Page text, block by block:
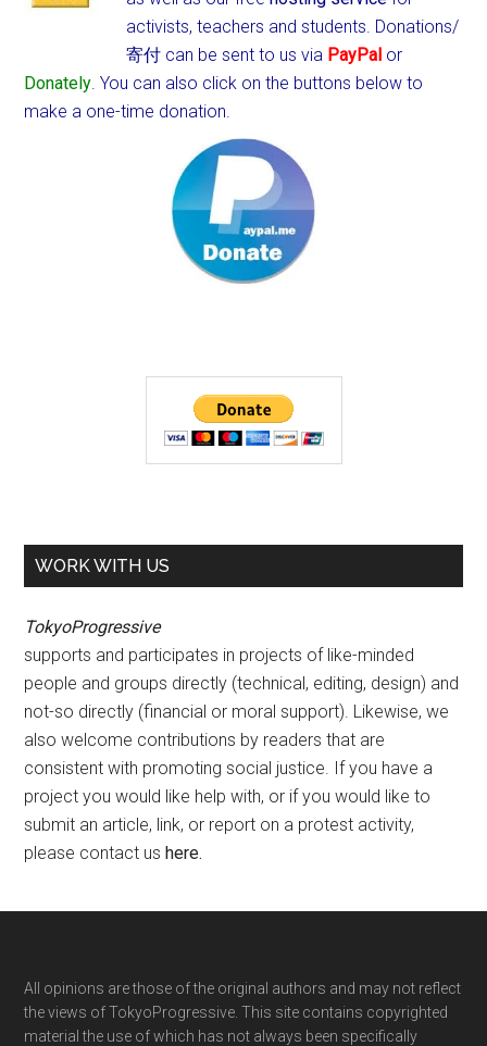
activists, teachers and students. Donations/
寄付 can be sent to us via PayPal or
Donately. You can also click on the buttons below to
make a one-time donation.
WORK WITH US
TokyoProgressive
supports and participates in projects of like-minded
people and groups directly (technical, editing, design) and
not-so directly (financial or moral support). Likewise, we
also welcome contributions by readers that are
consistent with promoting social justice. If you have a
project you would like help with, or if you would like to
submit an article, link, or report on a protest activity,
please contact ushere.
Footer
All opinions are those of the original authors and may not reflect
the views of TokyoProgressive. This site contains copyrighted
material the use of which has not always been specifically